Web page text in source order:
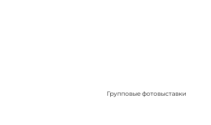
Групповые фотовыставки